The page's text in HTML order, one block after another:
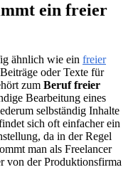
ein freier
ähnlich wie ein freier
oder Texte für
zum Beruf freier
Bearbeitung eines
selbständig Inhalte
sich oft einfacher ein
da in der Regel
man als Freelancer
von der Produktionsfirma